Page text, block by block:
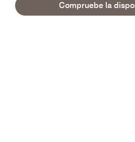
Compruebe la
Nuestra empresa